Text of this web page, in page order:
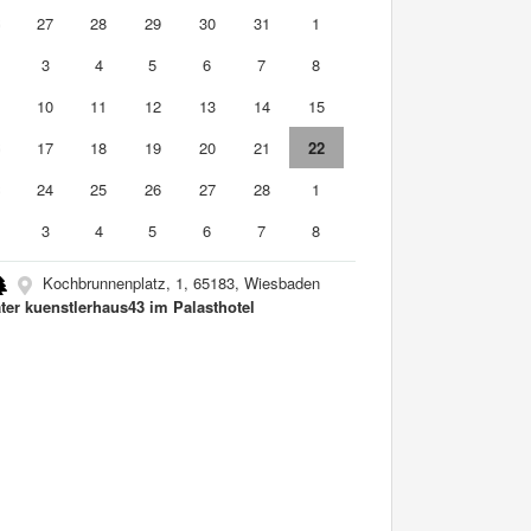
27 28 29 30 31
1
3 4 5 6 7
8
10 11 12 13 14
15
17 18 19 20 21
22
24 25 26 27 28
1
3 4 5 6 7 8
Kochbrunnenplatz, 1, 65183, Wiesbaden
kuenstlerhaus43 im Palasthotel